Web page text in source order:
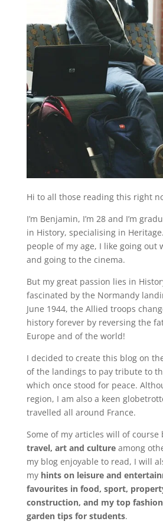
Hi to all those reading this right
I’m Benjamin, I’m 28 and I’m
in History, specialising in
people of my age, I like going out
and going to the cinema.
But my great passion lies in
fascinated by the Normandy
June 1944, the Allied troops
history forever by reversing the
Europe and of the world!
I decided to create this blog on
of the landings to pay tribute to
which once stood for peace.
region, I am also a keen
travelled all around France.
Some of my articles will of course
travel, art and cultureamong
my blog enjoyable to read, I will
my hints on leisure and
favourites in food, sport,
construction, and my top
garden tips for students.